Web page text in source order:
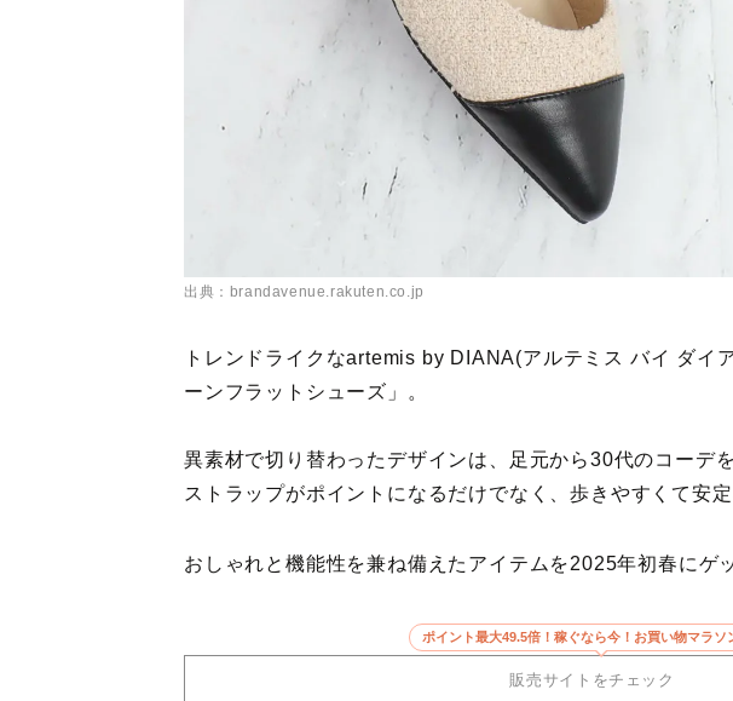
出典：brandavenue.rakuten.co.jp
トレンドライクなartemis by DIANA(アルテミス バイ ダイ
ーンフラットシューズ」。
異素材で切り替わったデザインは、足元から30代のコーデ
ストラップがポイントになるだけでなく、歩きやすくて安
おしゃれと機能性を兼ね備えたアイテムを2025年初春にゲ
ポイント最大49.5倍！稼ぐなら今！お買い物マラソ
販売サイトをチェック